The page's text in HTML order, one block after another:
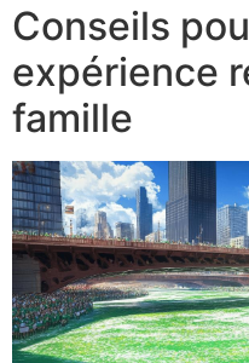
Conseils
expérience
famille